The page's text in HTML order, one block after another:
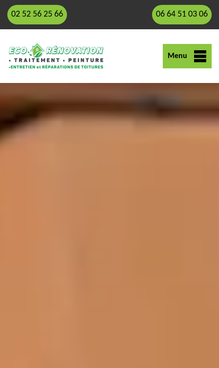
02 52 56 25 66 06 64 51 03 06
Menu